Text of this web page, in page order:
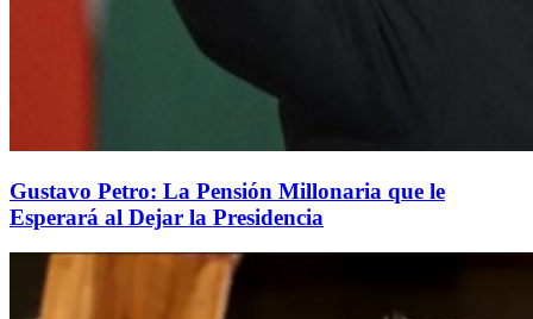
Gustavo Petro: La Pensión Millonaria que le
Esperará al Dejar la Presidencia